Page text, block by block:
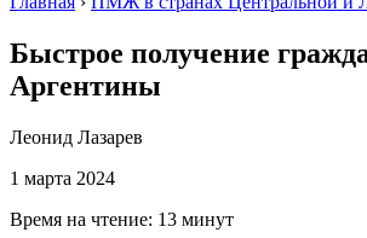
Быстрое получение
Аргентины
Леонид Лазарев
1 марта 2024
Время на чтение: 13 минут